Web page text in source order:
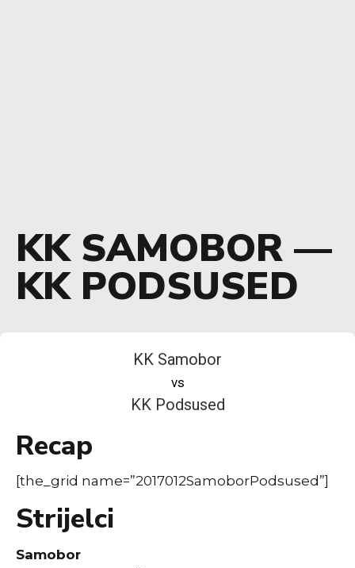
KK SAMOBOR —
KK PODSUSED
KK Samobor
vs
KK Podsused
Recap
[the_grid name=”2017012SamoborPodsused”]
Strijelci
Samobor